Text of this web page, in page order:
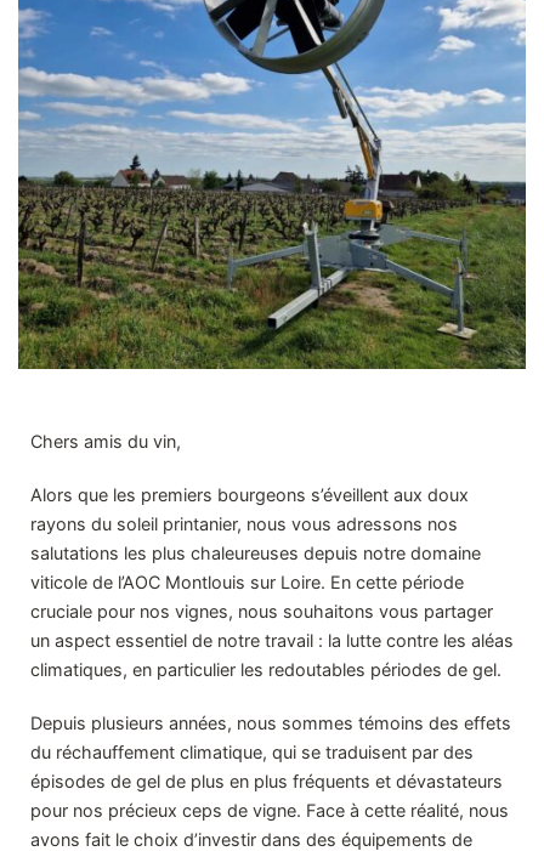
Chers amis du vin,
Alors que les premiers bourgeons s’éveillent aux doux
rayons du soleil printanier, nous vous adressons nos
salutations les plus chaleureuses depuis notre domaine
viticole de l’AOC Montlouis sur Loire. En cette période
cruciale pour nos vignes, nous souhaitons vous partager
un aspect essentiel de notre travail : la lutte contre les aléas
climatiques, en particulier les redoutables périodes de gel.
Depuis plusieurs années, nous sommes témoins des effets
du réchauffement climatique, qui se traduisent par des
épisodes de gel de plus en plus fréquents et dévastateurs
pour nos précieux ceps de vigne. Face à cette réalité, nous
avons fait le choix d’investir dans des équipements de